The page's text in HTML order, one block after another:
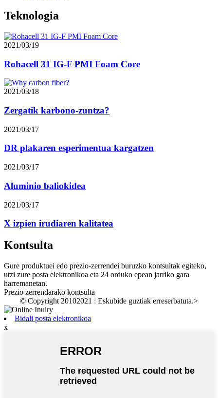
Teknologia
2021/03/19
Rohacell 31 IG-F PMI Foam Core
2021/03/18
Zergatik karbono-zuntza?
2021/03/17
DR plakaren esperimentua kargatzen
2021/03/17
Aluminio baliokidea
2021/03/17
X izpien irudiaren kalitatea
Kontsulta
Gure produktuei edo prezio-zerrendei buruzko kontsultak egiteko,
utzi zure posta elektronikoa eta 24 orduko epean jarriko gara
harremanetan.
Prezio zerrendarako kontsulta
© Copyright 20102021 : Eskubide guztiak erreserbatuta.>
Bidali posta elektronikoa
x